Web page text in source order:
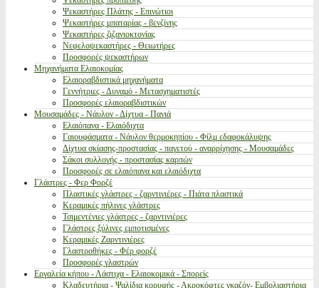
Ψεκαστήρες Πλάτης - Επινώτιοι
Ψεκαστήρες μπαταρίας - βενζίνης
Ψεκαστήρες ζιζανιοκτονίας
Νεφελοψεκαστήρες - Θειωτήρες
Προσφορές ψεκαστήρων
Μηχανήματα Ελαιοκομίας
Ελαιοραβδιστικά μηχανήματα
Γεννήτριες - Δυναμό - Μετασχηματιστές
Προσφορές ελαιοραβδιστικών
Μουσαμάδες - Νάυλον - Δίχτυα - Πανιά
Ελαιόπανα - Ελαιόδιχτα
Γαιουφάσματα - Νάυλον θερμοκηπίου - Φίλμ εδαφοκάλυψης
Δίχτυα σκίασης-προστασίας - παγετού - αναρρίχησης - Μουσαμάδες
Σάκοι συλλογής - προστασίας καρπών
Προσφορές σε ελαιόπανα και ελαιόδιχτα
Γλάστρες - Φερ Φορζέ
Πλαστικές γλάστρες - ζαρντινιέρες - Πιάτα πλαστικά
Κεραμικές πήλινες γλάστρες
Τσιμεντένιες γλάστρες - ζαρντινιέρες
Γλάστρες ξύλινες εμποτισμένες
Κεραμικές Ζαρντινιέρες
Γλαστροθήκες - Φέρ φορζέ
Προσφορές γλαστρών
Εργαλεία κήπου - Λάστιχα - Ελαιοκομικά - Σπορείς
Κλαδευτήρια - Ψαλίδια κορυφής - Ακροκόφτες γκαζόν- Εμβολιαστήρια